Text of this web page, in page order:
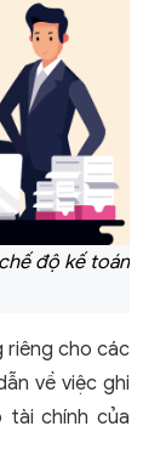
độ kế toán
riêng cho các
về việc ghi
tài chính của